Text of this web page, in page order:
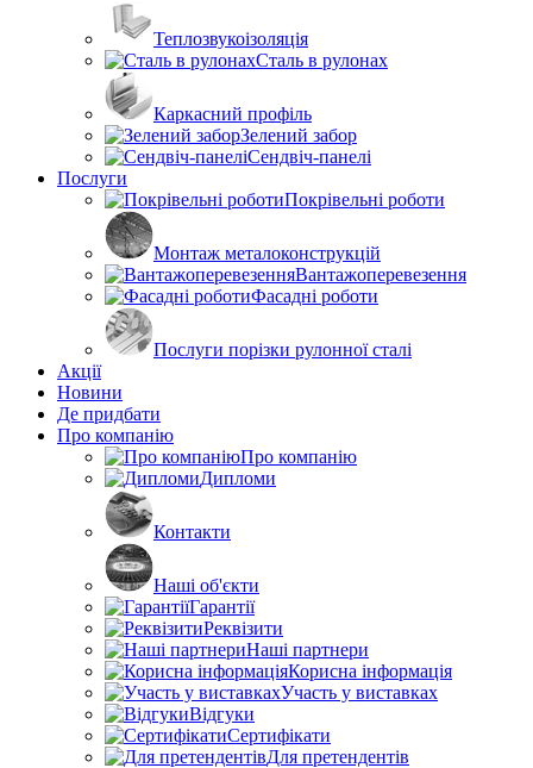
Теплозвукоізоляція
Сталь в рулонах
Каркасний профіль
Зелений забор
Сендвіч-панелі
Послуги
Покрівельні роботи
Монтаж металоконструкцій
Вантажоперевезення
Фасадні роботи
Послуги порізки рулонної сталі
Акції
Новини
Де придбати
Про компанію
Про компанію
Дипломи
Контакти
Наші об'єкти
Гарантії
Реквізити
Наші партнери
Корисна інформація
Участь у виставках
Відгуки
Сертифікати
Для претендентів